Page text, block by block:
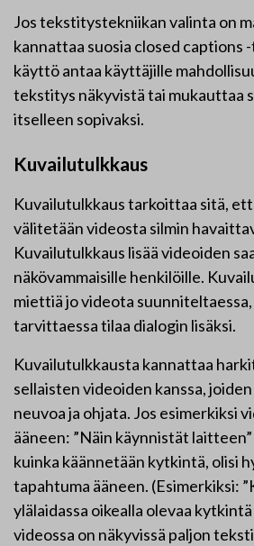
Jos tekstitystekniikan valinta on
kannattaa suosia closed captions
käyttö antaa käyttäjille
tekstitys näkyvistä tai mukauttaa
itselleen sopivaksi.
Kuvailutulkkaus
Kuvailutulkkaus tarkoittaa sitä,
välitetään videosta silmin
Kuvailutulkkaus lisää videoiden
näkövammaisille henkilöille.
miettiä jo videota
tarvittaessa tilaa dialogin lisäksi.
Kuvailutulkkausta kannattaa
sellaisten videoiden kanssa,
neuvoa ja ohjata. Jos esimerkiksi
ääneen: ”Näin käynnistät
kuinka käännetään kytkintä, olisi
tapahtuma ääneen. (Esimerkiksi:
ylälaidassa oikealla olevaa kytkintä
videossa on näkyvissä paljon